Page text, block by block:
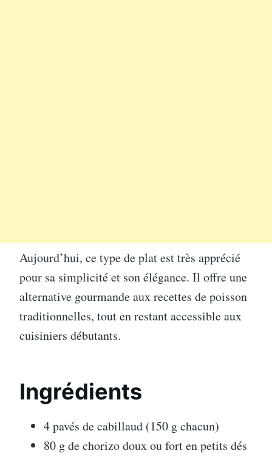
Aujourd’hui, ce type de plat est très apprécié
pour sa simplicité et son élégance. Il offre une
alternative gourmande aux recettes de poisson
traditionnelles, tout en restant accessible aux
cuisiniers débutants.
Ingrédients
4 pavés de cabillaud (150 g chacun)
80 g de chorizo doux ou fort en petits dés